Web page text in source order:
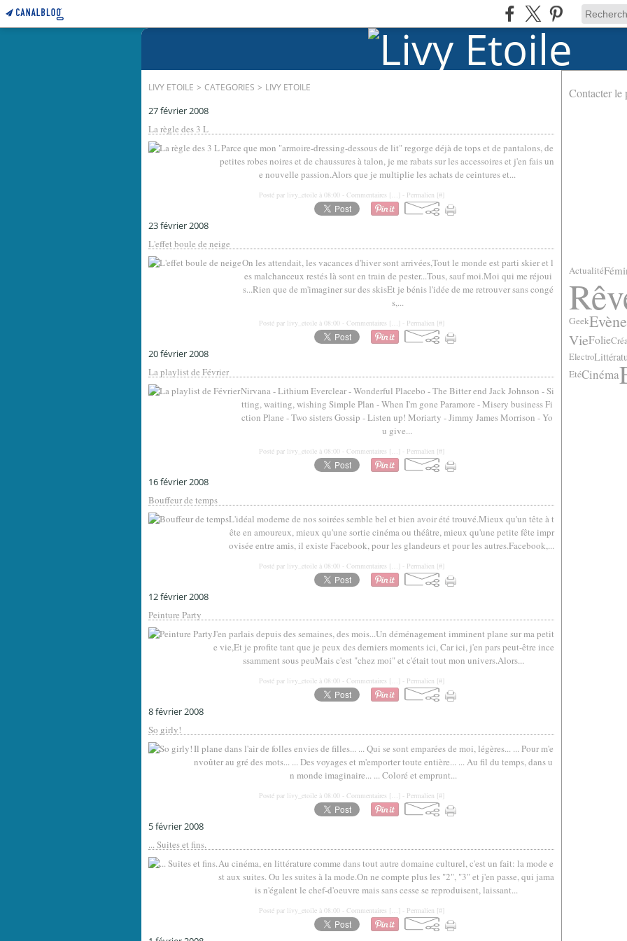
LIVY ETOILE > CATEGORIES > LIVY ETOILE
27 février 2008
La règle des 3 L
Parce que mon "armoire-dressing-dessous de lit" regorge déjà de tops et de pantalons, de
petites robes noires et de chaussures à talon, je me rabats sur les accessoires et j'en fais un
e nouvelle passion.Alors que je multiplie les achats de ceintures et...
Posté par livy_etoile à 08:00 - Commentaires [… - Permalien [#
23 février 2008
L'effet boule de neige
On les attendait, les vacances d'hiver sont arrivées,Tout le monde est parti skier et l
es malchanceux restés là sont en train de pester...Tous, sauf moi.Moi qui me réjoui
s...Rien que de m'imaginer sur des skisEt je bénis l'idée de me retrouver sans congé
s,...
Posté par livy_etoile à 08:00 - Commentaires [… - Permalien [#
20 février 2008
La playlist de Février
Nirvana - Lithium Everclear - Wonderful Placebo - The Bitter end Jack Johnson - Si
tting, waiting, wishing Simple Plan - When I'm gone Paramore - Misery business Fi
ction Plane - Two sisters Gossip - Listen up! Moriarty - Jimmy James Morrison - Yo
u give...
Posté par livy_etoile à 08:00 - Commentaires [… - Permalien [#
16 février 2008
Bouffeur de temps
L'idéal moderne de nos soirées semble bel et bien avoir été trouvé.Mieux qu'un tête à t
ête en amoureux, mieux qu'une sortie cinéma ou théâtre, mieux qu'une petite fête impr
ovisée entre amis, il existe Facebook, pour les glandeurs et pour les autres.Facebook,...
Posté par livy_etoile à 08:00 - Commentaires [… - Permalien [#
12 février 2008
Peinture Party
J'en parlais depuis des semaines, des mois...Un déménagement imminent plane sur ma petit
e vie,Et je profite tant que je peux des derniers moments ici, Car ici, j'en pars peut-être ince
ssamment sous peuMais c'est "chez moi" et c'était tout mon univers.Alors...
Posté par livy_etoile à 08:00 - Commentaires [… - Permalien [#
8 février 2008
So girly!
Il plane dans l'air de folles envies de filles... ... Qui se sont emparées de moi, légères... ... Pour m'e
nvoûter au gré des mots... ... Des voyages et m'emporter toute entière... ... Au fil du temps, dans u
n monde imaginaire... ... Coloré et emprunt...
Posté par livy_etoile à 08:00 - Commentaires [… - Permalien [#
5 février 2008
... Suites et fins.
Au cinéma, en littérature comme dans tout autre domaine culturel, c'est un fait: la mode e
st aux suites. Ou les suites à la mode.On ne compte plus les "2", "3" et j'en passe, qui jama
is n'égalent le chef-d'oeuvre mais sans cesse se reproduisent, laissant...
Posté par livy_etoile à 08:00 - Commentaires [… - Permalien [#
Contacter le
Actualité
Geek
VieFolie
Electro
EtéCinéma